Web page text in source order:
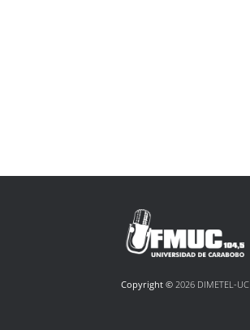
Copyright ©2026 DIMETEL-UC